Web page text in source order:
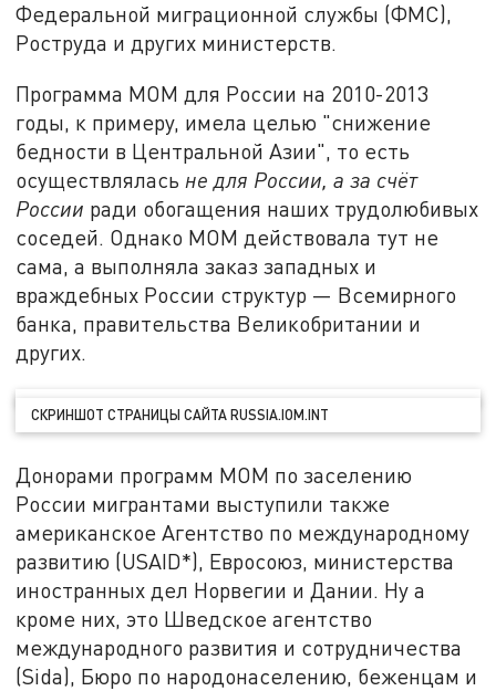
Федеральной миграционной службы (ФМС),
Роструда и других министерств.
Программа МОМ для России на 2010-2013
годы, к примеру, имела целью "снижение
бедности в Центральной Азии", то есть
осуществлялась не для России, а за счёт
России ради обогащения наших трудолюбивых
соседей. Однако МОМ действовала тут не
сама, а выполняла заказ западных и
враждебных России структур — Всемирного
банка, правительства Великобритании и
других.
СКРИНШОТ СТРАНИЦЫ САЙТА RUSSIA.IOM.INT
Донорами программ МОМ по заселению
России мигрантами выступили также
американское Агентство по международному
развитию (USAID*), Евросоюз, министерства
иностранных дел Норвегии и Дании. Ну а
кроме них, это Шведское агентство
международного развития и сотрудничества
(Sida), Бюро по народонаселению, беженцам и